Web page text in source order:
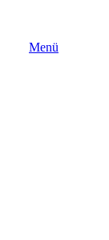
Menü